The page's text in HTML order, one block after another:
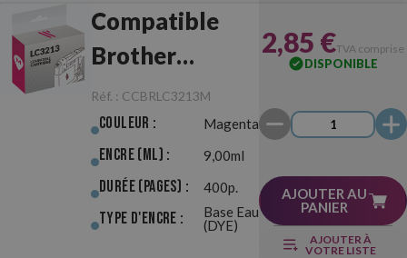
Compatible
Brother
LC3213
Magenta
Réf. : CCBRLC3213M
Couleur : Magenta
Encre (ml) : 9,00ml
Durée (pages) : 400p.
Type d'Encre :
Base Eau
(DYE)
2,85 €TVA comprise
DISPONIBLE
AJOUTER AU
PANIER
AJOUTER À
VOTRE LISTE